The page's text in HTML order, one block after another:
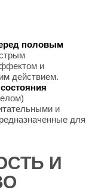
половым
и
действием.
и
для
И